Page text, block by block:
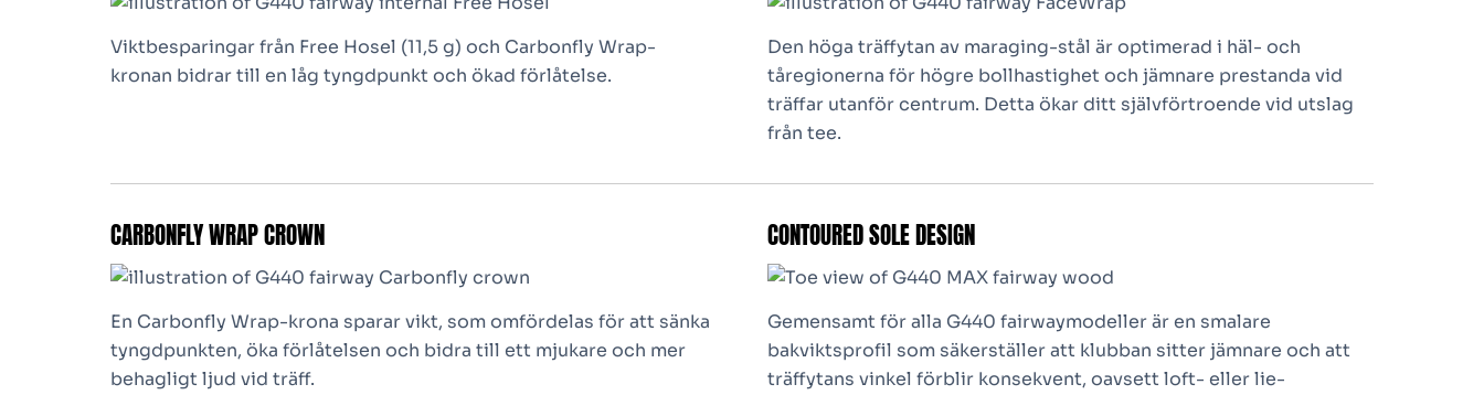
Viktbesparingar från Free Hosel (11,5 g) och Carbonfly Wrap-
kronan bidrar till en låg tyngdpunkt och ökad förlåtelse.
Den höga träffytan av maraging-stål är optimerad i häl- och
tåregionerna för högre bollhastighet och jämnare prestanda vid
träffar utanför centrum. Detta ökar ditt självförtroende vid utslag
från tee.
CARBONFLY WRAP CROWN
En Carbonfly Wrap-krona sparar vikt, som omfördelas för att sänka
tyngdpunkten, öka förlåtelsen och bidra till ett mjukare och mer
behagligt ljud vid träff.
CONTOURED SOLE DESIGN
Gemensamt för alla G440 fairwaymodeller är en smalare
bakviktsprofil som säkerställer att klubban sitter jämnare och att
träffytans vinkel förblir konsekvent, oavsett loft- eller lie-